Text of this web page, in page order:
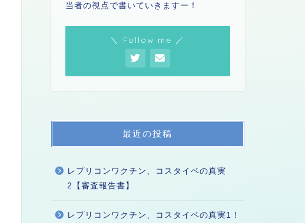
当者の視点で書いていきますー！
＼ Follow me ／
最近の投稿
レプリコンワクチン、コスタイベの真実
2【審査報告書】
レプリコンワクチン、コスタイベの真実1！